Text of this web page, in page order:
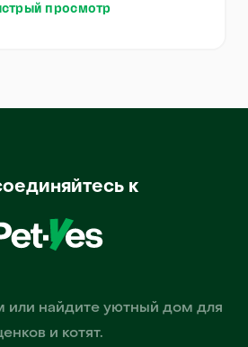
просмотр
к
или найдите уютный дом для
и котят.